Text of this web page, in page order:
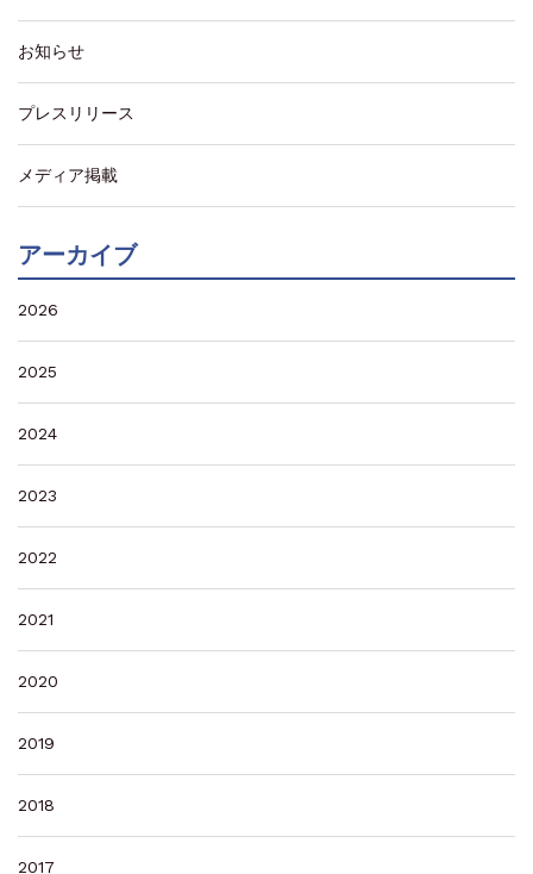
お知らせ
プレスリリース
メディア掲載
アーカイブ
2026
2025
2024
2023
2022
2021
2020
2019
2018
2017